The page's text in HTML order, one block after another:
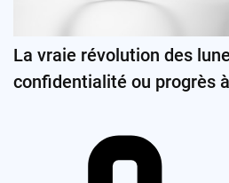
La vraie révolution des
confidentialité ou progrès